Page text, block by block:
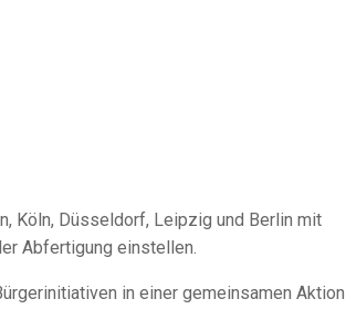
Köln, Düsseldorf, Leipzig und Berlin mit
Abfertigung einstellen.
in einer gemeinsamen Aktion